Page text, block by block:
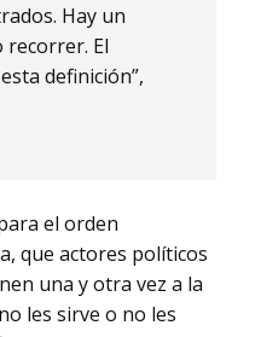
Hay un
recorrer. El
definición”,
el orden
que actores políticos
una y otra vez a la
les sirve o no les